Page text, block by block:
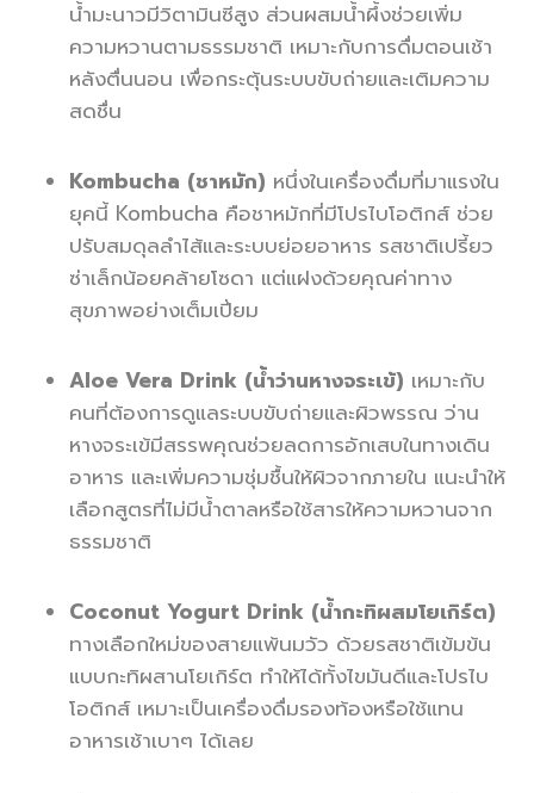
น้ำมะนาวมีวิตามินซีสูง ส่วนผสมน้ำผึ้งช่วยเพิ่ม
ความหวานตามธรรมชาติ เหมาะกับการดื่มตอนเช้า
หลังตื่นนอน เพื่อกระตุ้นระบบขับถ่ายและเติมความ
สดชื่น
Kombucha (ชาหมัก) หนึ่งในเครื่องดื่มที่มาแรงใน
ยุคนี้ Kombucha คือชาหมักที่มีโปรไบโอติกส์ ช่วย
ปรับสมดุลลำไส้และระบบย่อยอาหาร รสชาติเปรี้ยว
ซ่าเล็กน้อยคล้ายโซดา แต่แฝงด้วยคุณค่าทาง
สุขภาพอย่างเต็มเปี่ยม
Aloe Vera Drink (น้ำว่านหางจระเข้) เหมาะกับ
คนที่ต้องการดูแลระบบขับถ่ายและผิวพรรณ ว่าน
หางจระเข้มีสรรพคุณช่วยลดการอักเสบในทางเดิน
อาหาร และเพิ่มความชุ่มชื้นให้ผิวจากภายใน แนะนำให้
เลือกสูตรที่ไม่มีน้ำตาลหรือใช้สารให้ความหวานจาก
ธรรมชาติ
Coconut Yogurt Drink (น้ำกะทิผสมโยเกิร์ต)
ทางเลือกใหม่ของสายแพ้นมวัว ด้วยรสชาติเข้มข้น
แบบกะทิผสานโยเกิร์ต ทำให้ได้ทั้งไขมันดีและโปรไบ
โอติกส์ เหมาะเป็นเครื่องดื่มรองท้องหรือใช้แทน
อาหารเช้าเบาๆ ได้เลย